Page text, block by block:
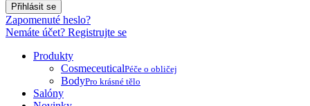
Zapomenuté heslo?
Nemáte účet? Registrujte se
Produkty
CosmeceuticalPéče o obličej
BodyPro krásné tělo
Salóny